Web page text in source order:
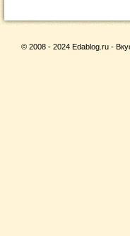
© 2008 - 2024 Edablog.ru -